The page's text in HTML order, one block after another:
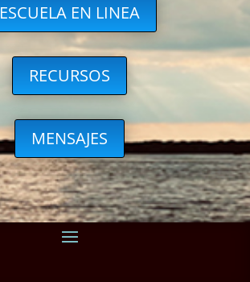
ESCUELA EN LINEA
RECURSOS
MENSAJES